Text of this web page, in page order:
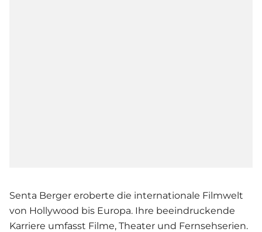
Senta Berger eroberte die internationale Filmwelt
von Hollywood bis Europa. Ihre beeindruckende
Karriere umfasst Filme, Theater und Fernsehserien.